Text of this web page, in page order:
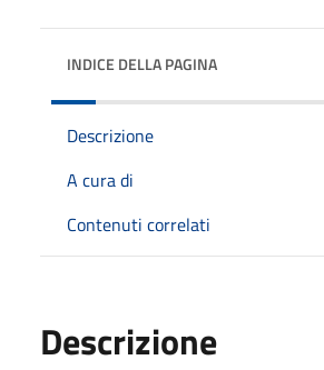
INDICE DELLA PAGINA
Descrizione
A cura di
Contenuti correlati
Descrizione